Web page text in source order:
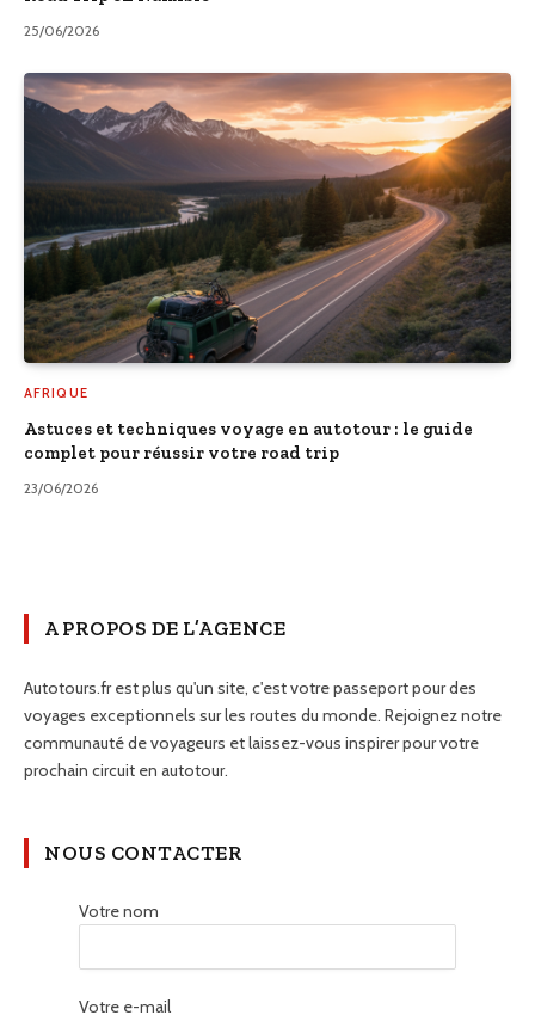
25/06/2026
AFRIQUE
Astuces et techniques voyage en autotour : le guide
complet pour réussir votre road trip
23/06/2026
A PROPOS DE L’AGENCE
Autotours.fr est plus qu'un site, c'est votre passeport pour des
voyages exceptionnels sur les routes du monde. Rejoignez notre
communauté de voyageurs et laissez-vous inspirer pour votre
prochain circuit en autotour.
NOUS CONTACTER
Votre nom
Votre e-mail